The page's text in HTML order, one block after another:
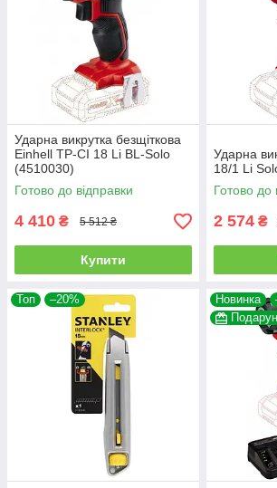
Ударна викрутка безщіткова
Einhell TP-CI 18 Li BL-Solo
(4510030)
Готово до відправки
4 410 ₴ 5 512 ₴
Купити
Ударна
18/1 Li
Готово до
2 574 ₴
Топ –20% Новинка